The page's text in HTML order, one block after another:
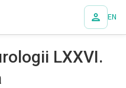
EN
LXXVI.